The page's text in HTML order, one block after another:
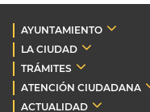
AYUNTAMIENTO
LA CIUDAD
TRÁMITES
ATENCIÓN CIUDADANA
ACTUALIDAD